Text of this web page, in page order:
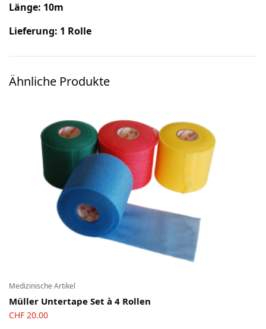
Länge: 10m
Lieferung: 1 Rolle
Ähnliche Produkte
Medizinische Artikel
Müller Untertape Set à 4 Rollen
CHF 20.00